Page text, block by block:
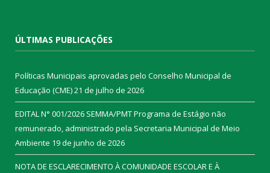
ÚLTIMAS PUBLICAÇÕES
Políticas Municipais aprovadas pelo Conselho Municipal de
Educação (CME)21 de julho de 2026
EDITAL N° 001/2026 SEMMA/PMT Programa de Estágio não
remunerado, administrado pela Secretaria Municipal de Meio
Ambiente 19 de junho de 2026
NOTA DE ESCLARECIMENTO À COMUNIDADE ESCOLAR E À